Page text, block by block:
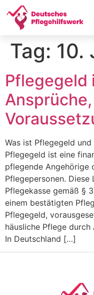
Tag: 10.
Pflegegeld
Ansprüche,
Was ist Pflegegeld
Pflegegeld ist eine
pflegende Angehörige
Pflegepersonen.
Pflegekasse gemäß §
einem bestätigten
Pflegegeld,
häusliche Pflege
In Deutschland […]